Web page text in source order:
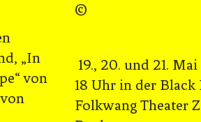
„In
von
©
19., 20. und 21.
18 Uhr in der Black
Folkwang Theater